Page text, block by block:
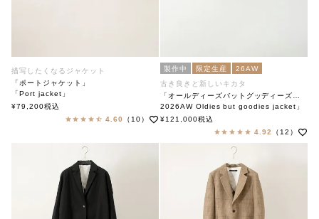
描写したくなるジャケット
「ポートジャケット」
「Port jacket」
soutiencollar(ステンカラー)
¥79,200税込
4.60
（10）
製作中 限定生産
26AW
古き良きと新しいキカタ
2026AW Oldies but goodies jacket」
soutiencollar（ステンカラー）
¥121,000税込
4.92
（12）